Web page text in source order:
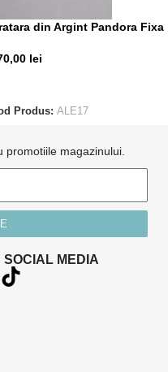
din Argint Pandora Fixa
lei
Produs: ALE17
promotiile magazinului.
MEDIA